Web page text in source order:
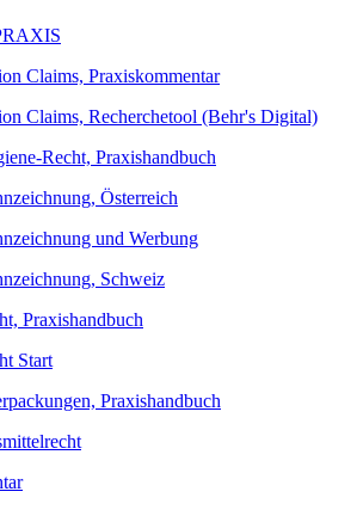
Claims, Praxiskommentar
Claims, Recherchetool (Behr's Digital)
Recht, Praxishandbuch
Österreich
und Werbung
Schweiz
Praxishandbuch
Start
Praxishandbuch